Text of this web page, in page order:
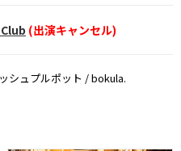
(出演キャンセル)
シュプルポット / bokula.